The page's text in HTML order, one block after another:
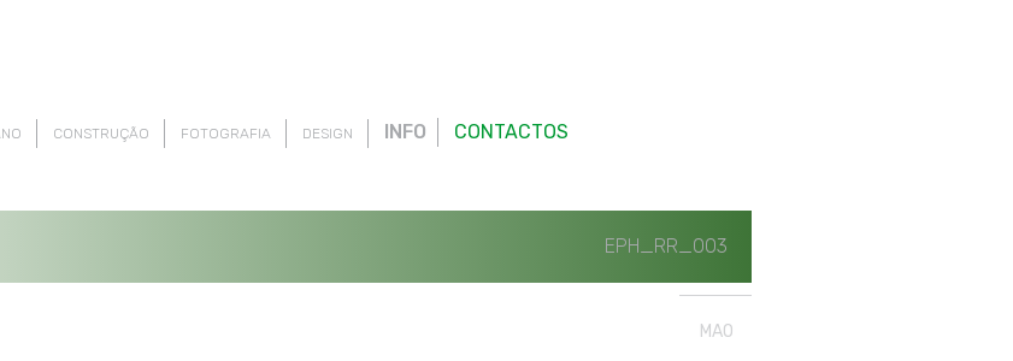
CONSTRUÇÃO FOTOGRAFIA DESIGN INFO CONTACTOS
EPH_RR_003
MAO